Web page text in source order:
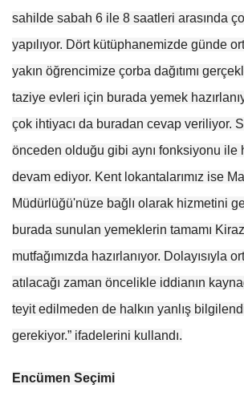
sahilde sabah 6 ile 8 saatleri arasında
yapılıyor. Dört kütüphanemizde günde
yakın öğrencimize çorba dağıtımı
taziye evleri için burada yemek
çok ihtiyacı da buradan cevap veriliyor.
önceden olduğu gibi aynı fonksiyonu ile
devam ediyor. Kent lokantalarımız ise
Müdürlüğü'nüze bağlı olarak hizmetini
burada sunulan yemeklerin tamamı
mutfağımızda hazırlanıyor. Dolayısıyla
atılacağı zaman öncelikle iddianın
teyit edilmeden de halkın yanlış
gerekiyor.” ifadelerini kullandı.
Encümen Seçimi